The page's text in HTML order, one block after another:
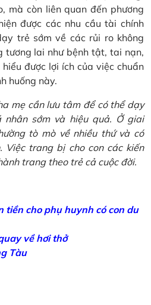
mà còn liên quan đến phương
được các nhu cầu tài chính
trẻ sớm về các rủi ro không
tương lai như bệnh tật, tai nạn,
được lợi ích của việc chuẩn
huống này.
mẹ cần lưu tâm để có thể dạy
sớm và hiệu quả. Ở giai
tò mò về nhiều thứ và có
Việc trang bị cho con các kiến
trang theo trẻ cả cuộc đời.
tiền cho phụ huynh có con du
về hơi thở
Tàu